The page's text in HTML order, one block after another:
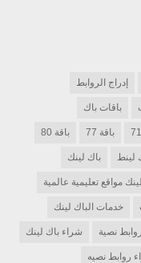
إدراج الروابط
باقات باك
باقة 77 باقة 80
لينط باك لينك
مواقع تعليمية عالمية
خدمات الباك لينك
روابط نصية شراء باك لينك
روابط نصيه